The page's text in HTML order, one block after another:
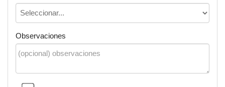
Observaciones